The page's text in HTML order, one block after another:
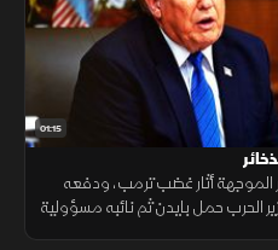
01:15
الموجهة أثار غضب ترمب، ودفعه
الحرب حمل بايدن ثم نائبه مسؤولية